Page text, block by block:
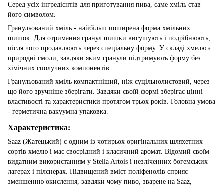
Серед усіх інгредієнтів для приготування пива, саме хміль став
його символом.
Гранульований хміль - найбільш поширена форма хмільних
шишок. Для отримання гранул шишки висушують і подрібнюють,
після чого продавлюють через спеціальну форму. У складі хмелю є
природні смоли, завдяки яким гранули підтримують форму без
хімічних сполучних компонентів.
Гранульований хміль компактніший, ніж суцільнолистовий, через
що його зручніше зберігати. Завдяки своїй формі зберігає цінні
властивості та характеристики протягом трьох років. Головна умова
- герметична вакуумна упаковка.
Характеристика:
Saaz (Жатецький) є одним із чотирьох оригінальних шляхетних
сортів хмелю і має своєрідний і класичний аромат. Відомий своїм
видатним використанням у Stella Artois і незліченних богемських
лагерах і пілснерах. Підвищений вміст поліфенолів сприяє
зменшенню окислення, завдяки чому пиво, зварене на Saaz,